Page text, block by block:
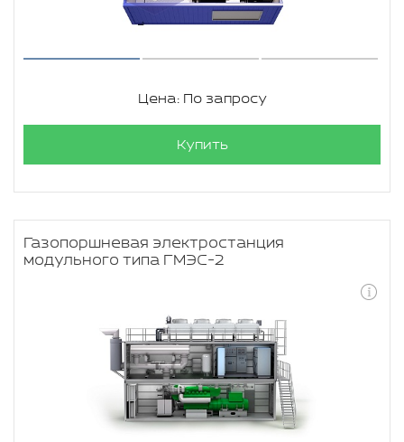
Цена: По запросу
Купить
Газопоршневая электростанция
модульного типа ГМЭС-2